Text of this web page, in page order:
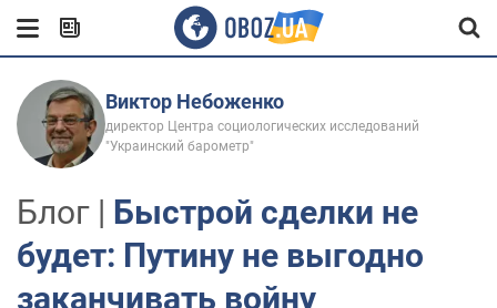
Виктор Небоженко
директор Центра социологических исследований
"Украинский барометр"
Блог | Быстрой сделки не
будет: Путину не выгодно
заканчивать войну